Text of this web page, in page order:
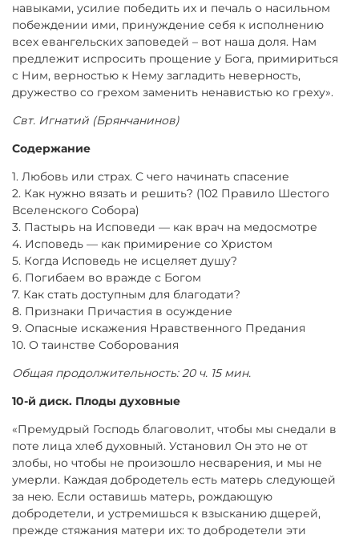
навыками, усилие победить их и печаль о насильном
побеждении ими, принуждение себя к исполнению
всех евангельских заповедей – вот наша доля. Нам
предлежит испросить прощение у Бога, примириться
с Ним, верностью к Нему загладить неверность,
дружество со грехом заменить ненавистью ко греху».
Свт. Игнатий (Брянчанинов)
Содержание
1. Любовь или страх. С чего начинать спасение
2. Как нужно вязать и решить? (102 Правило Шестого
Вселенского Собора)
3. Пастырь на Исповеди — как врач на медосмотре
4. Исповедь — как примирение со Христом
5. Когда Исповедь не исцеляет душу?
6. Погибаем во вражде с Богом
7. Как стать доступным для благодати?
8. Признаки Причастия в осуждение
9. Опасные искажения Нравственного Предания
10. О таинстве Соборования
Общая продолжительность: 20 ч. 15 мин.
10-й диск. Плоды духовные
«Премудрый Господь благоволит, чтобы мы снедали в
поте лица хлеб духовный. Установил Он это не от
злобы, но чтобы не произошло несварения, и мы не
умерли. Каждая добродетель есть матерь следующей
за нею. Если оставишь матерь, рождающую
добродетели, и устремишься к взысканию дщерей,
прежде стяжания матери их: то добродетели эти